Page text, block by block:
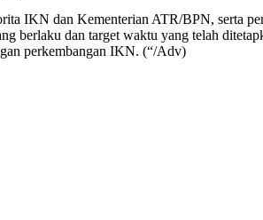
IKN dan Kementerian ATR/BPN, serta
berlaku dan target waktu yang telah
perkembangan IKN. (“/Adv)